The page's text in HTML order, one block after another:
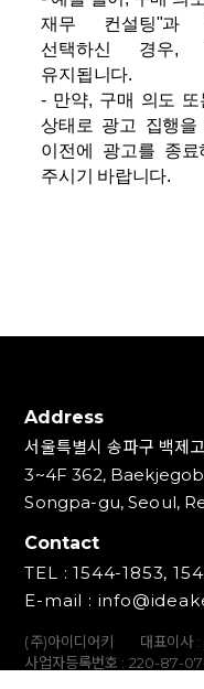
재무 컨설팅"과 "
선택하신 경우,
유지됩니다.
- 만약, 구매 의도 또
상태로 광고 집행
이전에 광고를 종
주시기 바랍니다.
Address
서울특별시 송파구 백제
3~4F 362,
Songpa-gu, Seoul,
Contact
TEL : 1544-1853,
E-mail :
(주)아이디어키
대표이사
사업자등록번호 : 220‍-87-